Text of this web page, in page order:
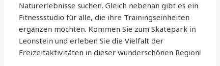
Naturerlebnisse suchen. Gleich nebenan gibt es ein
Fitnessstudio für alle, die ihre Trainingseinheiten
ergänzen möchten. Kommen Sie zum Skatepark in
Leonstein und erleben Sie die Vielfalt der
Freizeitaktivitäten in dieser wunderschönen Region!